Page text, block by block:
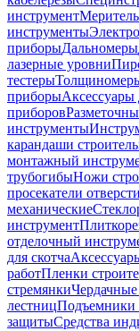
инструмент
инструменты
приборыДальномеры
лазерные уровни
тестеры
приборыАксессуары
приборов
инструменты
карандаши
монтажный
трубогибыНожи
просекатели
механические
инструмент
отделочный
для скотча
работПленки
стремянки
лестницПодъемники
защитыСредства